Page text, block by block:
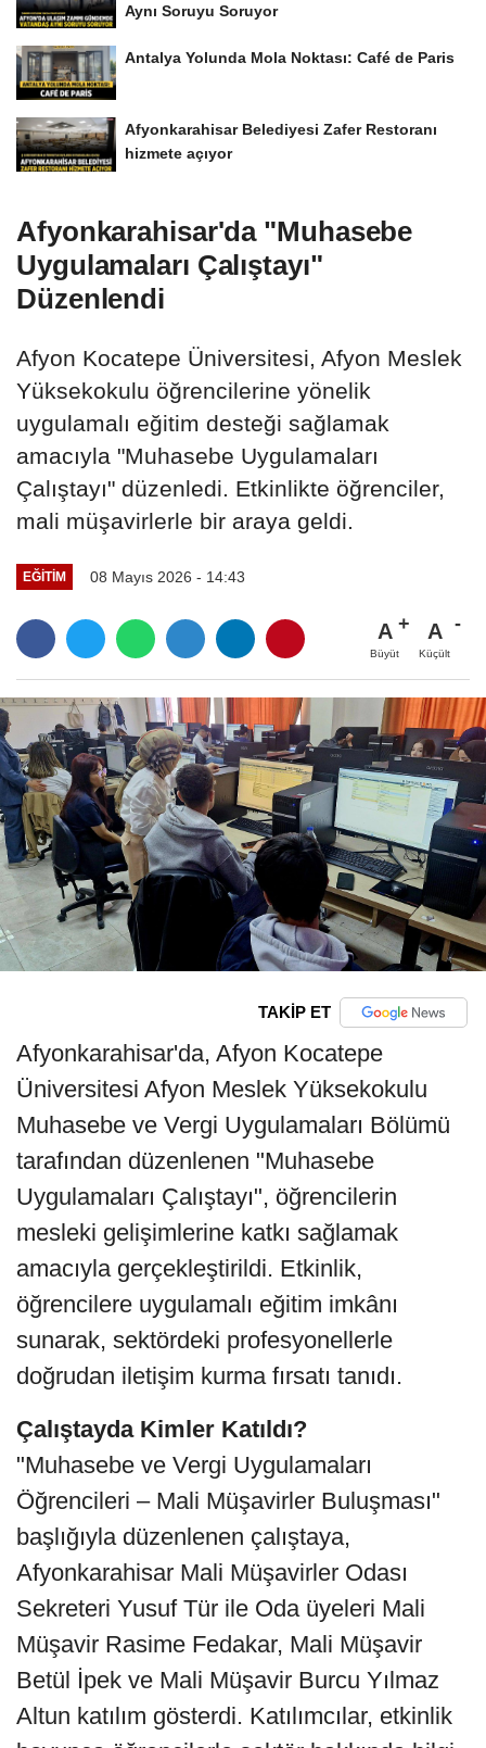
Aynı Soruyu Soruyor
Antalya Yolunda Mola Noktası: Café de Paris
Afyonkarahisar Belediyesi Zafer Restoranı
hizmete açıyor
Afyonkarahisar'da "Muhasebe
Uygulamaları Çalıştayı"
Düzenlendi
Afyon Kocatepe Üniversitesi, Afyon Meslek
Yüksekokulu öğrencilerine yönelik
uygulamalı eğitim desteği sağlamak
amacıyla "Muhasebe Uygulamaları
Çalıştayı" düzenledi. Etkinlikte öğrenciler,
mali müşavirlerle bir araya geldi.
EĞITIM 08 Mayıs 2026 - 14:43
A
Büyüt
A
Küçült
TAKİP ET
Afyonkarahisar'da, Afyon Kocatepe
Üniversitesi Afyon Meslek Yüksekokulu
Muhasebe ve Vergi Uygulamaları Bölümü
tarafından düzenlenen "Muhasebe
Uygulamaları Çalıştayı", öğrencilerin
mesleki gelişimlerine katkı sağlamak
amacıyla gerçekleştirildi. Etkinlik,
öğrencilere uygulamalı eğitim imkânı
sunarak, sektördeki profesyonellerle
doğrudan iletişim kurma fırsatı tanıdı.
Çalıştayda Kimler Katıldı?
"Muhasebe ve Vergi Uygulamaları
Öğrencileri – Mali Müşavirler Buluşması"
başlığıyla düzenlenen çalıştaya,
Afyonkarahisar Mali Müşavirler Odası
Sekreteri Yusuf Tür ile Oda üyeleri Mali
Müşavir Rasime Fedakar, Mali Müşavir
Betül İpek ve Mali Müşavir Burcu Yılmaz
Altun katılım gösterdi. Katılımcılar, etkinlik